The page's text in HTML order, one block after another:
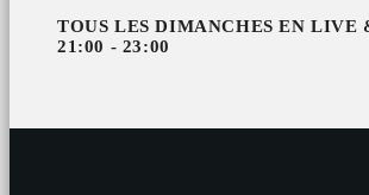
TOUS LES DIMANCHES EN LIVE
21:00 - 23:00